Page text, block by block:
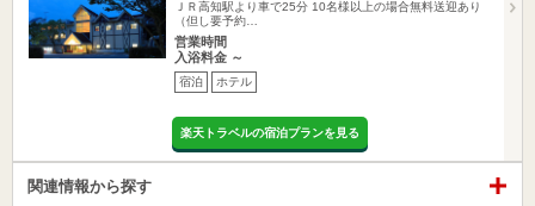
ＪＲ高知駅より車で25分 10名様以上の場合無料送迎あり
（但し要予約…
営業時間
入浴料金 ～
宿泊 ホテル
楽天トラベルの宿泊プランを見る
関連情報から探す